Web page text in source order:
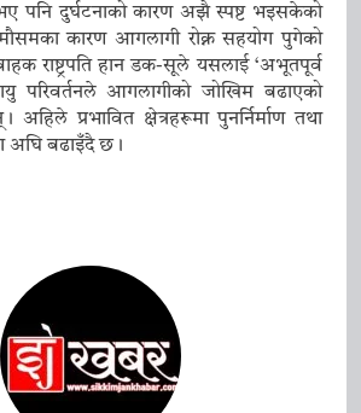
भए पनि दुर्घटनाको कारण अझै स्पष्ट भइसकेको
कारण आगलागी रोक्न सहयोग पुगेको
राष्ट्रपति हान डक-सूले यसलाई ‘अभूतपूर्व
परिवर्तनले आगलागीको जोखिम बढाएको
अहिले प्रभावित क्षेत्रहरूमा पुनर्निर्माण तथा
अघि बढाइँदै छ।